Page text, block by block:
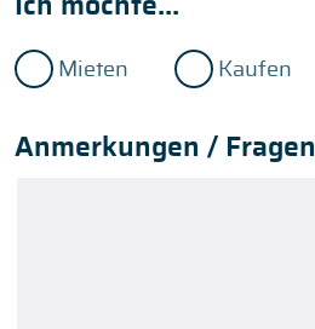
Ich möchte...
Mieten Kaufen
Anmerkungen / Fragen